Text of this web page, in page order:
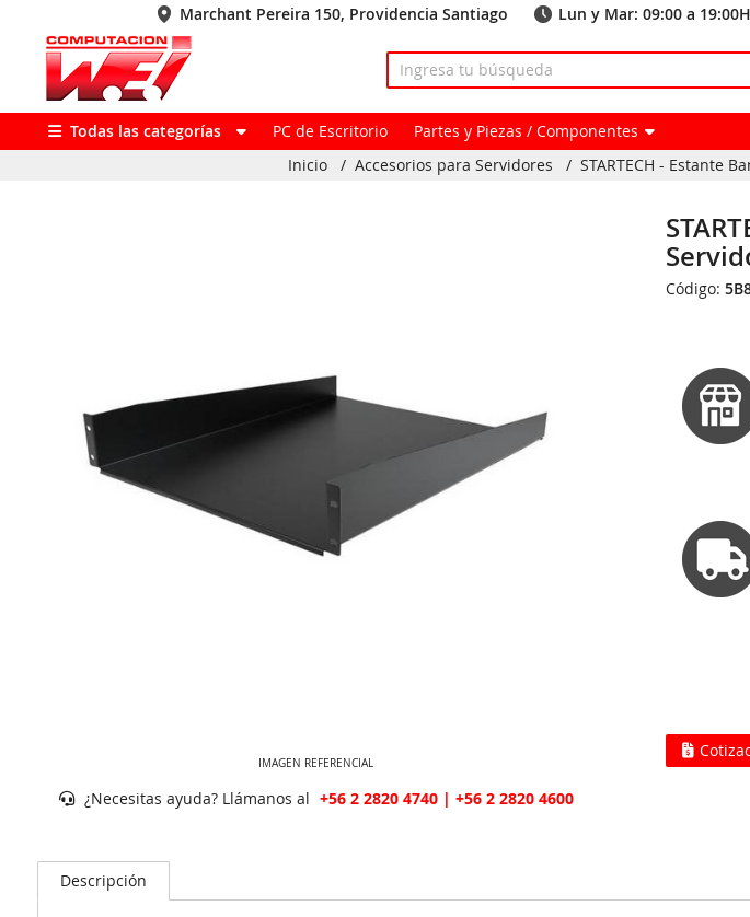
Marchant Pereira 150, Providencia Santiago Lun y Mar: 09:00 a
Todas las categorías PC de Escritorio Partes y Piezas / Componentes
Inicio
/ Accesorios para Servidores / STARTECH - Estante
IMAGEN REFERENCIAL
¿Necesitas ayuda? Llámanos al +56 2 2820 4740 | +56 2 2820 4600
Código:
Descripción